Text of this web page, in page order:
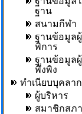
ฐาน
สนามกีฬา
ฐานข้อมูล
พิการ
ฐานข้อมูล
พึ่งพิง
ทำเนียบบุคลา
ผู้บริหาร
สมาชิกสภา